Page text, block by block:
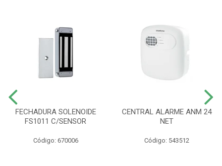
FECHADURA SOLENOIDE
FS1011 C/SENSOR
Código: 670006
CENTRAL ALARME ANM 24
NET
Código: 543512